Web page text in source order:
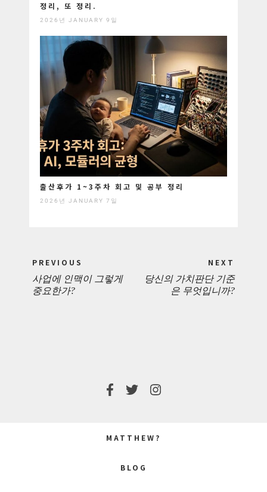
정리, 또 정리.
2026년 JANUARY 9일
출산후가 1~3주차 회고 및 공부 정리
2026년 JANUARY 7일
navigation
PREVIOUS
PREVIOUS
사업에 인맥이 그렇게
중요한가?
NEXT
NEXT
당신의 가치판단 기준
은 무엇입니까?
MATTHEW?
BLOG